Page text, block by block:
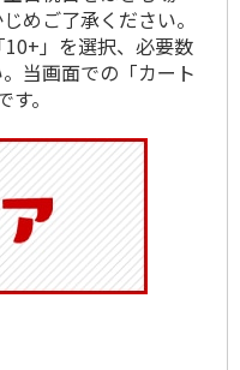
カットマグ
ポムポムプ
コーデュロイ生地ラ
ンチバッグ ハロー
キティ KCOB2
めご了承ください。
」を選択、必要数
当画面での「カート
。